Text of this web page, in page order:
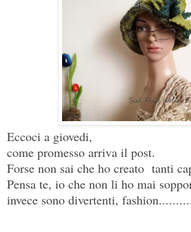
Eccoci a giovedi,
come promesso arriva il post.
Forse non sai che ho creato tanti
Pensa te, io che non li ho mai
invece sono divertenti,